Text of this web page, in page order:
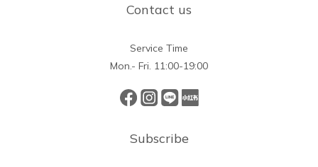
Contact us
Service Time
Mon.- Fri. 11:00-19:00
Subscribe